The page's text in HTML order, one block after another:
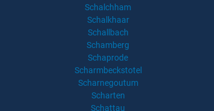
Schalchham
Schalkhaar
Schallbach
Schamberg
Schaprode
Scharmbeckstotel
Scharnegoutum
Scharten
Schattau